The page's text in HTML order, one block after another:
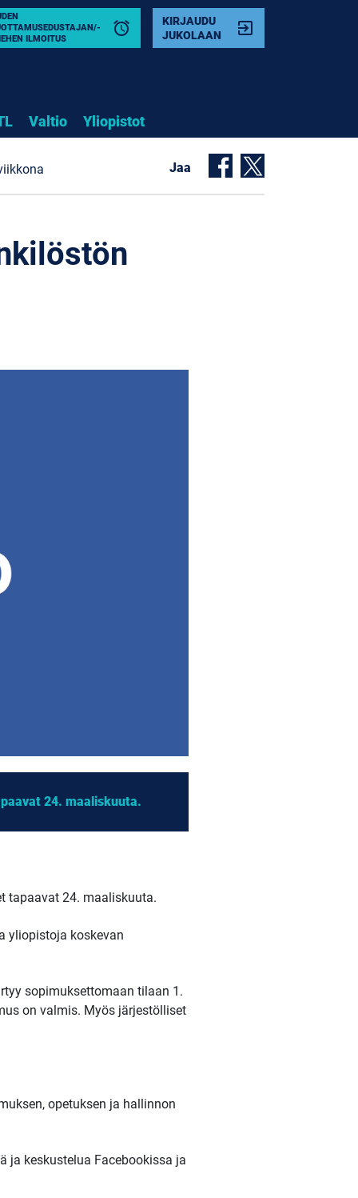
Valtio Yliopistot
ILMOITUS
alarm
KIRJAUDU
JUKOLAAN
exit_to_app
Jaa
24. maaliskuuta.
tapaavat 24. maaliskuuta.
yliopistoja koskevan
sopimuksettomaan tilaan 1.
on valmis. Myös järjestölliset
opetuksen ja hallinnon
ja keskustelua Facebookissa ja